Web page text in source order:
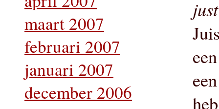
maart 2007
februari 2007
januari 2007
december 2006